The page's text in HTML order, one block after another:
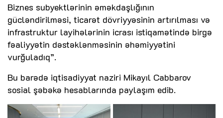
Biznes subyektlərinin əməkdaşlığının
gücləndirilməsi, ticarət dövriyyəsinin artırılması və
infrastruktur layihələrinin icrası istiqamətində birgə
fəaliyyətin dəstəklənməsinin əhəmiyyətini
vurğuladıq”.
Bu barədə iqtisadiyyat naziri Mikayıl Cabbarov
sosial şəbəkə hesablarında paylaşım edib.